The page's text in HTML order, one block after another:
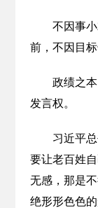
不因事
前，不因目标
政绩之
发言权。
习近平
要让老百姓
无感，那是
绝形形色色